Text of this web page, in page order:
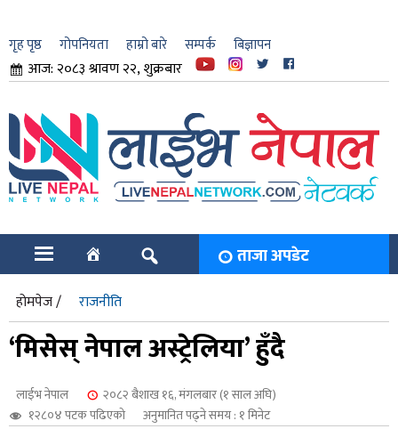
गृह पृष्ठ गोपनियता हाम्रो बारे सम्पर्क बिज्ञापन
आज: २०८३ श्रावण २२, शुक्रबार
ताजा अपडेट
होमपेज / राजनीति
‘मिसेस् नेपाल अस्ट्रेलिया’ हुँदै
लाईभ नेपाल
२०८२ बैशाख १६, मंगलबार (१ साल अघि)
१२८०४ पटक पढिएको
अनुमानित पढ्ने समय : १ मिनेट